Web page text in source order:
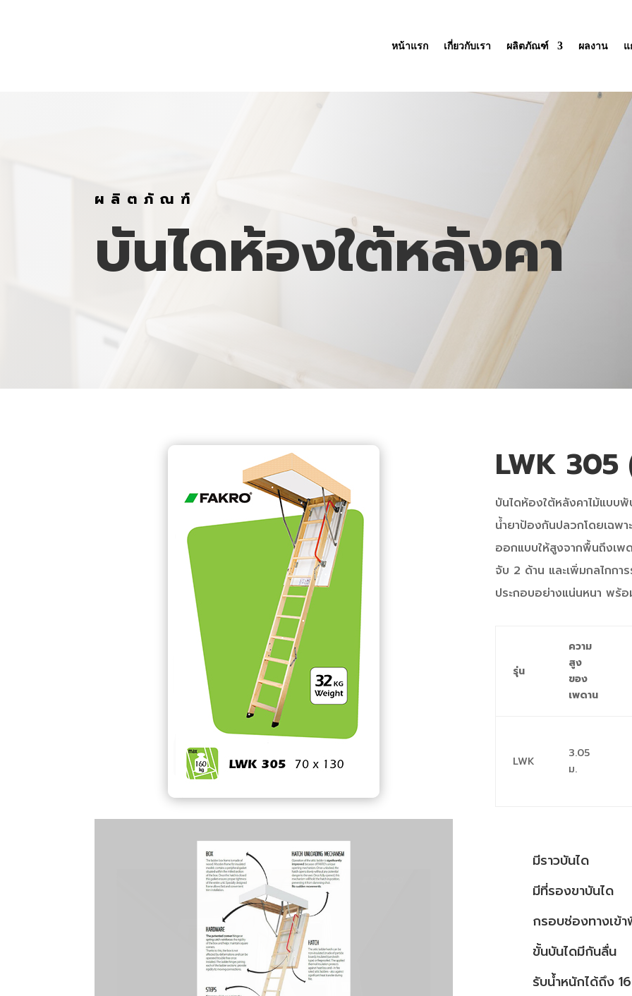
หน้าแรก เกี่ยวกับเรา ผลิตภัณฑ์ ผลงาน แ
ผลิตภัณฑ์
บันไดห้องใต้หลังคา
LWK 305
บันไดห้องใต้หลังคาไม้แบบ
น้ำยาป้องกันปลวกโดยเฉพ
ออกแบบให้สูงจากพื้นถึงเ
จับ 2 ด้าน และเพิ่มกลไกกา
ประกอบอย่างแน่นหนา พร้
รุ่น
ความ
สูง
ของ
เพดาน
LWK
3.05
ม.
มีราวบันได
มีที่รองขาบันได
กรอบช่องทางเข้
ขั้นบันไดมีกันลื่น
รับน้ำหนักได้ถึง